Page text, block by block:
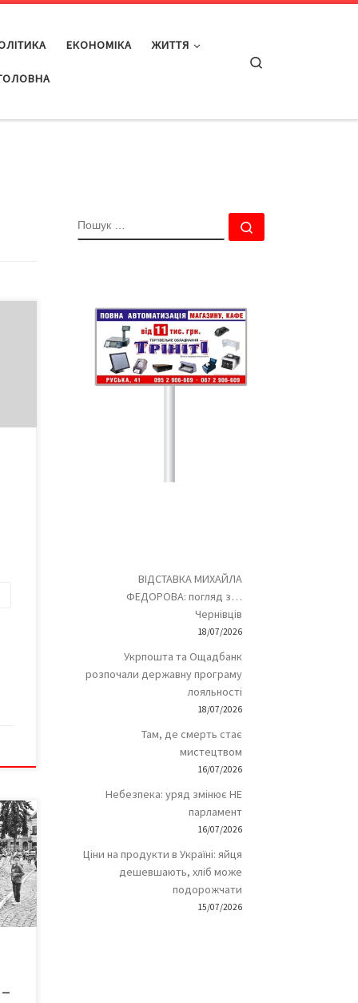
ЕКОНОМІКА ЖИТТЯ
–
ПОШУК
ВІДСТАВКА МИХАЙЛА
ФЕДОРОВА: погляд з…
Чернівців
18/07/2026
Укрпошта та Ощадбанк
розпочали державну програму
лояльності
18/07/2026
Там, де смерть стає
мистецтвом
16/07/2026
Небезпека: уряд змінює НЕ
парламент
16/07/2026
Ціни на продукти в Україні: яйця
дешевшають, хліб може
подорожчати
15/07/2026